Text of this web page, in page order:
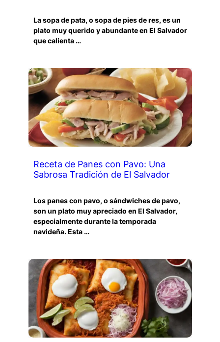
La sopa de pata, o sopa de pies de res, es un
plato muy querido y abundante en El Salvador
que calienta …
Receta de Panes con Pavo: Una
Sabrosa Tradición de El Salvador
Los panes con pavo, o sándwiches de pavo,
son un plato muy apreciado en El Salvador,
especialmente durante la temporada
navideña. Esta …